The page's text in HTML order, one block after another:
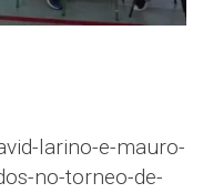
larino-e-mauro-
no-torneo-de-